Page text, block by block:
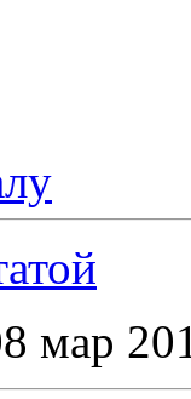
мар